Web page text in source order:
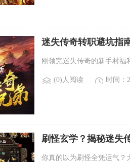
迷失传奇转职避坑指
刚领完迷失传奇的新手村
(0)人阅读 时间：
刷怪玄学？揭秘迷失
你真的以为刷怪全凭运气？